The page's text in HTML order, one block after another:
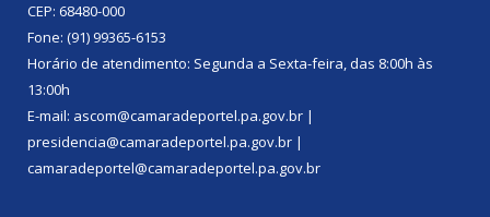
CEP: 68480-000
Fone: (91) 99365-6153
Horário de atendimento: Segunda a Sexta-feira, das 8:00h às
13:00h
E-mail: ascom@camaradeportel.pa.gov.br |
presidencia@camaradeportel.pa.gov.br |
camaradeportel@camaradeportel.pa.gov.br